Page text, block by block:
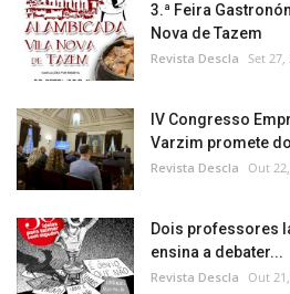
3.ª Feira
Nova de Tazem
Revista Descla Set 27,
IV Congresso
Varzim promete
Revista Descla Out
Dois professores
ensina a debater...
Revista Descla Out